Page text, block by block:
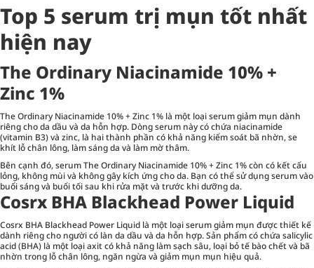
Top 5 serum trị mụn tốt nhất
hiện nay
The Ordinary Niacinamide 10% +
Zinc 1%
The Ordinary Niacinamide 10% + Zinc 1% là một loại serum giảm mụn dành
riêng cho da dầu và da hỗn hợp. Dòng serum này có chứa niacinamide
(vitamin B3) và zinc, là hai thành phần có khả năng kiểm soát bã nhờn, se
khít lỗ chân lông, làm sáng da và làm mờ thâm.
Bên cạnh đó, serum The Ordinary Niacinamide 10% + Zinc 1% còn có kết cấu
lỏng, không mùi và không gây kích ứng cho da. Bạn có thể sử dụng serum vào
buổi sáng và buổi tối sau khi rửa mặt và trước khi dưỡng da.
Cosrx BHA Blackhead Power Liquid
Cosrx BHA Blackhead Power Liquid là một loại serum giảm mụn được thiết kế
dành riêng cho người có làn da dầu và da hỗn hợp. Sản phẩm có chứa salicylic
acid (BHA) là một loại axit có khả năng làm sạch sâu, loại bỏ tế bào chết và bã
nhờn trong lỗ chân lông, ngăn ngừa và giảm mụn mụn hiệu quả.